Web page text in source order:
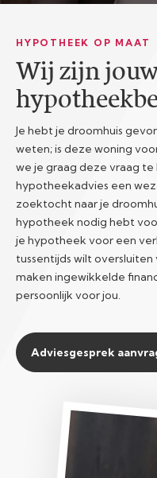
HYPOTHEEK OP MAAT
Wij zijn
Je hebt je droomhuis
weten; is deze woning
we je graag deze vraag
hypotheekadvies een
zoektocht naar je
hypotheek nodig hebt
je hypotheek voor een
tussentijds wilt
maken ingewikkelde
persoonlijk voor jou.
Adviesgesprek